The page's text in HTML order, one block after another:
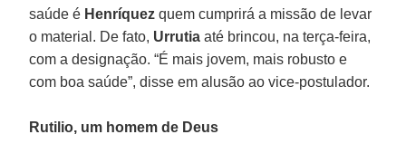
saúde é Henríquez quem cumprirá a missão de levar
o material. De fato, Urrutia até brincou, na terça-feira,
com a designação. “É mais jovem, mais robusto e
com boa saúde”, disse em alusão ao vice-postulador.
Rutilio, um homem de Deus